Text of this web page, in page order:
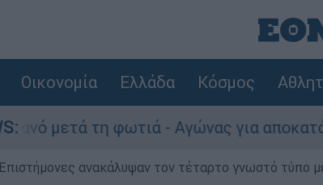
Οικονομία Ελλάδα Κόσμος
τη φωτιά - Αγώνας για αποκατάσταση
Επιστήμονες ανακάλυψαν τον τέταρτο γνωστό τύπο